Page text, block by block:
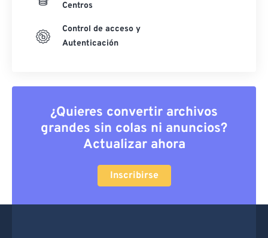
Centros
Control de acceso y
Autenticación
¿Quieres convertir archivos
grandes sin colas ni anuncios?
Actualizar ahora
Inscribirse